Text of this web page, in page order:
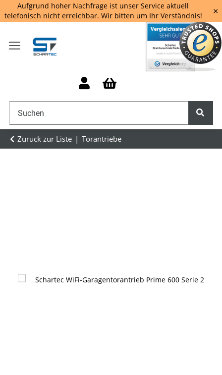
Aufgrund hoher Nachfrage ist unser Service aktuell
telefonisch nicht erreichbar. Wir bitten um Ihr Verständnis!
×
Zurück zur Liste Torantriebe